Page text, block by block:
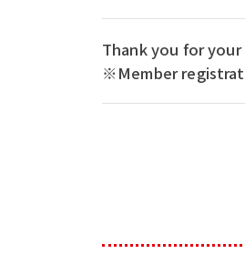
Thank you for
※Member